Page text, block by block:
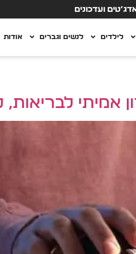
ועדכונים
לילדים לנשים וגברים אודות
לבריאות,